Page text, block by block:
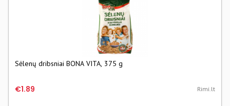
Sėlenų dribsniai BONA VITA, 375 g
€1.89 Rimi.lt